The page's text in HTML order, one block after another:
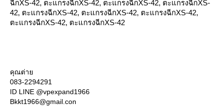
ฉีกXS-42, ตะแกรงฉีกXS-42, ตะแกรงฉีกXS-42, ตะแกรงฉีกXS-
42, ตะแกรงฉีกXS-42, ตะแกรงฉีกXS-42, ตะแกรงฉีกXS-42,
ตะแกรงฉีกXS-42, ตะแกรงฉีกXS-42
คุณต่า
083-2294291
ID LINE @vpexpand1966
Bkkt1966@gmail.con